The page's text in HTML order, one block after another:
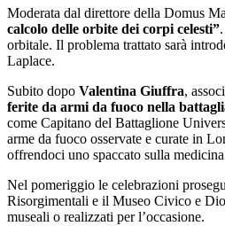
Moderata dal direttore della Domus
calcolo delle orbite dei corpi celesti”
orbitale. Il problema trattato sarà
Laplace.
Subito dopo Valentina Giuffra,
ferite da armi da fuoco nella
come Capitano del Battaglione
arme da fuoco osservate e curate in
offrendoci uno spaccato sulla
Nel pomeriggio le celebrazioni
Risorgimentali e il Museo Civico e
museali o realizzati per l’occasione.